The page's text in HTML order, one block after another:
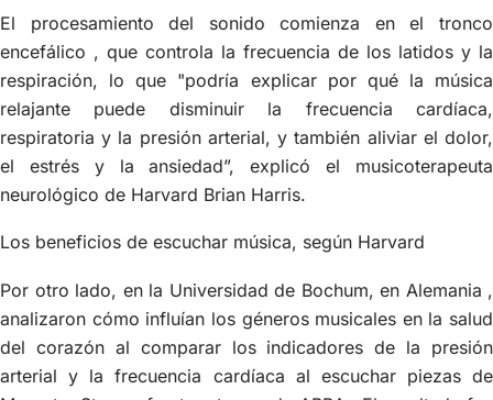
El procesamiento del sonido comienza en el tronco
encefálico , que controla la frecuencia de los latidos y la
respiración, lo que "podría explicar por qué la música
relajante puede disminuir la frecuencia cardíaca,
respiratoria y la presión arterial, y también aliviar el dolor,
el estrés y la ansiedad”, explicó el musicoterapeuta
neurológico de Harvard Brian Harris.
Los beneficios de escuchar música, según Harvard
Por otro lado, en la Universidad de Bochum, en Alemania ,
analizaron cómo influían los géneros musicales en la salud
del corazón al comparar los indicadores de la presión
arterial y la frecuencia cardíaca al escuchar piezas de